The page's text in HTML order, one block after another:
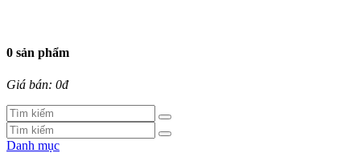
0 sản phẩm
Giá bán: 0đ
Danh mục